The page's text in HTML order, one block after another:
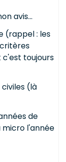
avis...
(rappel : les
c'est toujours
(là
de
micro l'année